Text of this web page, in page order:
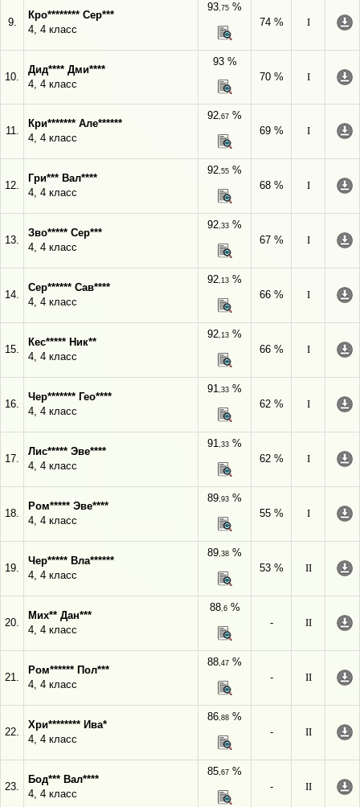
9.
Кро******** Сер***
4, 4 класс
93,75 %
74 %
I
10.
Дид**** Дми****
4, 4 класс
93 %
70 %
I
11.
Кри******* Але******
4, 4 класс
92,67 %
69 %
I
12.
Гри*** Вал****
4, 4 класс
92,55 %
68 %
I
13.
Зво***** Сер***
4, 4 класс
92,33 %
67 %
I
14.
Сер****** Сав****
4, 4 класс
92,13 %
66 %
I
15.
Кес***** Ник**
4, 4 класс
92,13 %
66 %
I
16.
Чер******* Гео****
4, 4 класс
91,33 %
62 %
I
17.
Лис***** Эве****
4, 4 класс
91,33 %
62 %
I
18.
Ром***** Эве****
4, 4 класс
89,93 %
55 %
I
19.
Чер***** Вла******
4, 4 класс
89,38 %
53 %
II
20.
Мих** Дан***
4, 4 класс
88,6%
-
II
21.
Ром****** Пол***
4, 4 класс
88,47 %
-
II
22.
Хри******** Ива*
4, 4 класс
86,88 %
-
II
23.
Бод*** Вал****
4, 4 класс
85,67 %
-
II